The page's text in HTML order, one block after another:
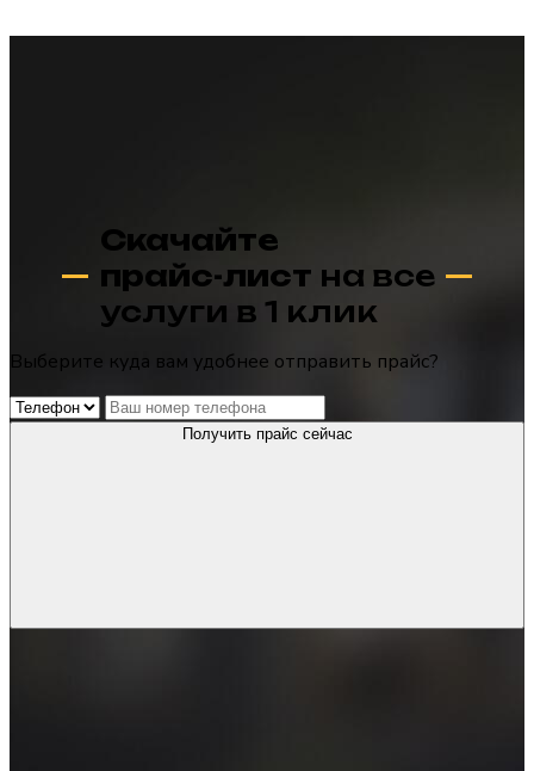
Скачайте
прайс-лист на все
услуги в 1 клик
Выберите куда вам удобнее отправить прайс?
Получить прайс сейчас